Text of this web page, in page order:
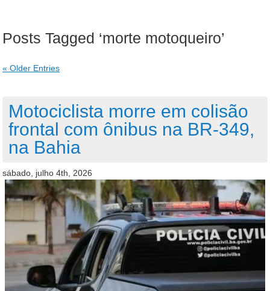
Posts Tagged ‘morte motoqueiro’
« Older Entries
Motociclista morre em colisão
frontal com ônibus na BR-349,
na Bahia
sábado, julho 4th, 2026